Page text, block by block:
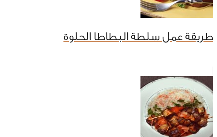
طريقة عمل سلطة البطاطا الحلوة